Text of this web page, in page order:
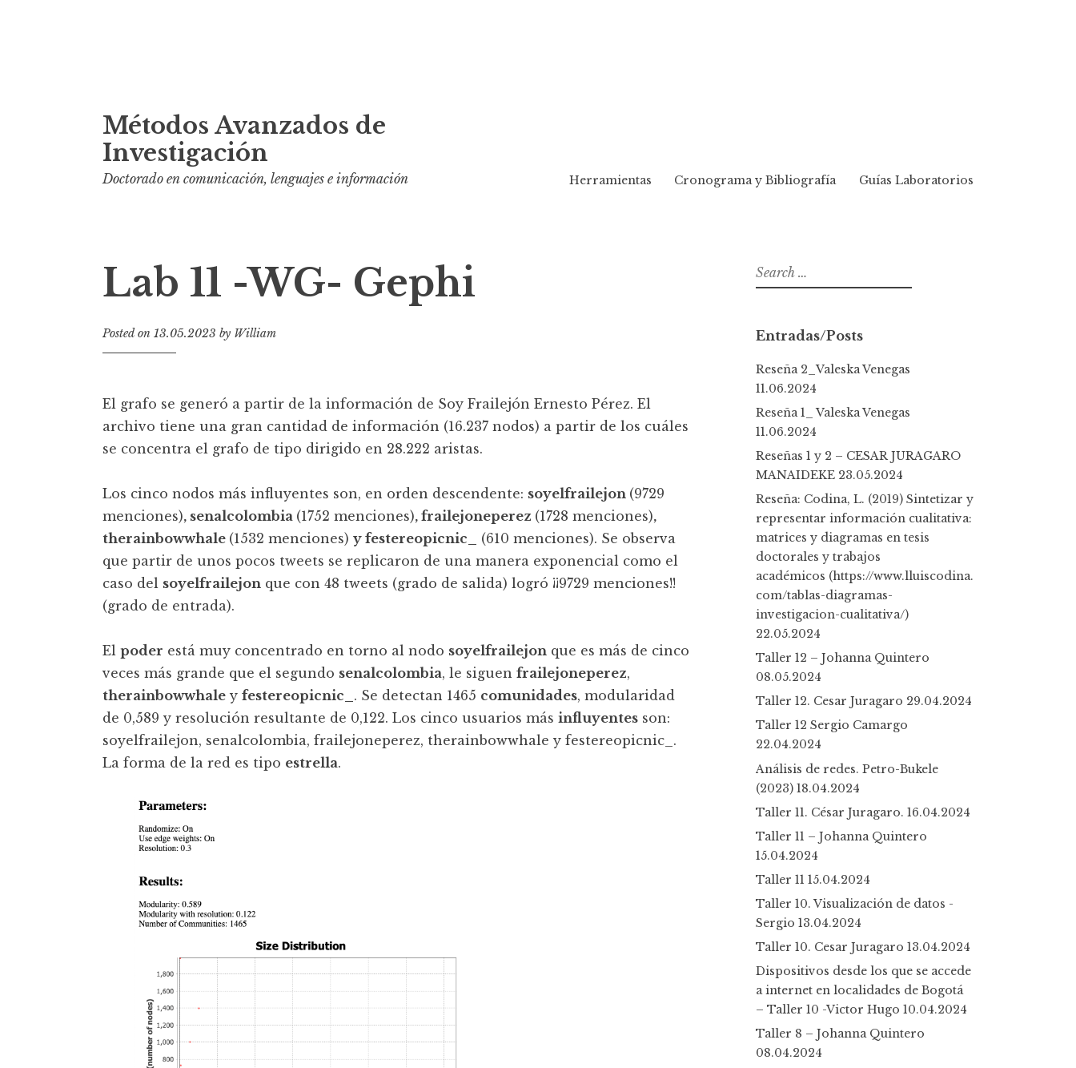
k
i
e
Métodos Avanzados de
Investigación
Doctorado en comunicación, lenguajes e información Herramientas Cronograma y Bibliografía Guías Laboratorios
Lab 11 -WG- Gephi
Posted on 13.05.2023 by William
El grafo se generó a partir de la información de Soy Frailejón Ernesto Pérez. El
archivo tiene una gran cantidad de información (16.237 nodos) a partir de los cuáles
se concentra el grafo de tipo dirigido en 28.222 aristas.
Los cinco nodos más influyentes son, en orden descendente: soyelfrailejon (9729
menciones), senalcolombia (1752 menciones), frailejoneperez (1728 menciones),
therainbowwhale (1532 menciones) y festereopicnic_
(610 menciones). Se observa
que partir de unos pocos tweets se replicaron de una manera exponencial como el
caso del soyelfrailejon que con 48 tweets (grado de salida) logró ¡¡9729 menciones!!
(grado de entrada).
El poder está muy concentrado en torno al nodo soyelfrailejon que es más de cinco
veces más grande que el segundo senalcolombia, le siguen frailejoneperez,
therainbowwhale y festereopicnic_ . Se detectan 1465 comunidades, modularidad
de 0,589 y resolución resultante de 0,122. Los cinco usuarios más influyentes son:
soyelfrailejon, senalcolombia, frailejoneperez, therainbowwhale y festereopicnic_.
La forma de la red es tipo estrella.
S
e
c
h
f
Entradas/Posts
Reseña 2_Valeska Venegas
11.06.2024
Reseña 1_ Valeska Venegas
11.06.2024
Reseñas 1 y 2 – CESAR JURAGARO
MANAIDEKE 23.05.2024
Reseña: Codina, L. (2019) Sintetizar y
representar información cualitativa:
matrices y diagramas en tesis
doctorales y trabajos
académicos (https://www.lluiscodina.
com/tablas-diagramas-
investigacion-cualitativa/)
22.05.2024
Taller 12 – Johanna Quintero
08.05.2024
Taller 12. Cesar Juragaro 29.04.2024
Taller 12 Sergio Camargo
22.04.2024
Análisis de redes. Petro-Bukele
(2023) 18.04.2024
Taller 11. César Juragaro. 16.04.2024
Taller 11 – Johanna Quintero
15.04.2024
Taller 11 15.04.2024
Taller 10. Visualización de datos -
Sergio 13.04.2024
Taller 10. Cesar Juragaro 13.04.2024
Dispositivos desde los que se accede
a internet en localidades de Bogotá
– Taller 10 -Victor Hugo 10.04.2024
Taller 8 – Johanna Quintero
08.04.2024